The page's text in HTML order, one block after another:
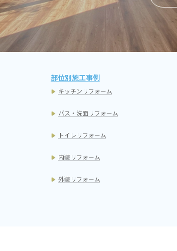
部位別施工事例
キッチンリフォーム
バス・洗面リフォーム
トイレリフォーム
内装リフォーム
外装リフォーム